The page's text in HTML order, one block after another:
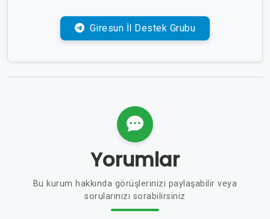
Giresun İl Destek Grubu
Yorumlar
Bu kurum hakkında görüşlerinizi paylaşabilir veya
sorularınızı sorabilirsiniz